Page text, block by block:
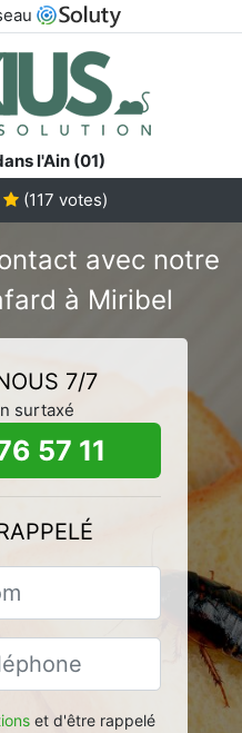
l'Ain (01)
(117 votes)
avec notre
à Miribel
7/7
surtaxé
57 11
et d'être rappelé